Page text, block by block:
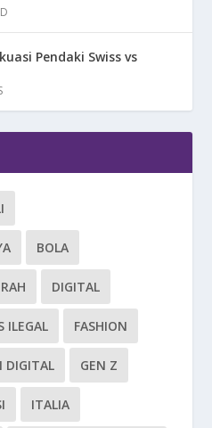
Pendaki Swiss vs
BOLA
DIGITAL
ILEGAL FASHION
DIGITAL GEN Z
ITALIA